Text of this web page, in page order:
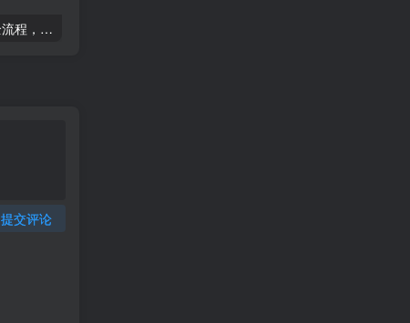
2025运营型主播起号全流程，了解整个直播起号的路径玩法(全程一个半小时，干货满满)
提交评论